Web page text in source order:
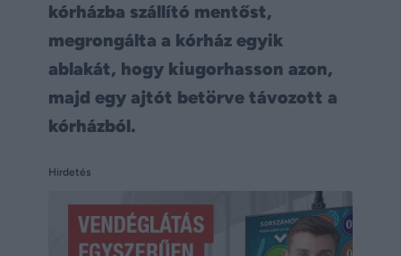
kórházba szállító mentőst,
megrongálta a kórház egyik
ablakát, hogy kiugorhasson azon,
majd egy ajtót betörve távozott a
kórházból.
Hirdetés